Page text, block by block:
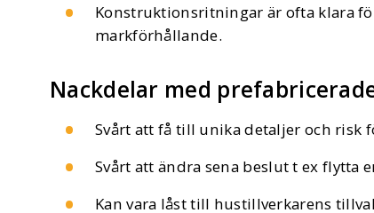
Konstruktionsritningar är ofta klara
markförhållande.
Nackdelar med
Svårt att få till unika detaljer och risk
Svårt att ändra sena beslut t ex flytta
Kan vara låst till hustillverkarens